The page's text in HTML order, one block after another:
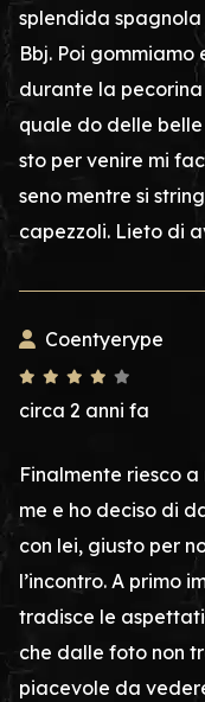
splendida
Bbj. Poi gommiamo
durante la
quale do delle
sto per venire mi
seno mentre si
capezzoli. Lieto di
Coentyerype
circa 2 anni fa
Finalmente riesco
me e ho deciso di
con lei, giusto per
l’incontro. A primo
tradisce le
che dalle foto non
piacevole da